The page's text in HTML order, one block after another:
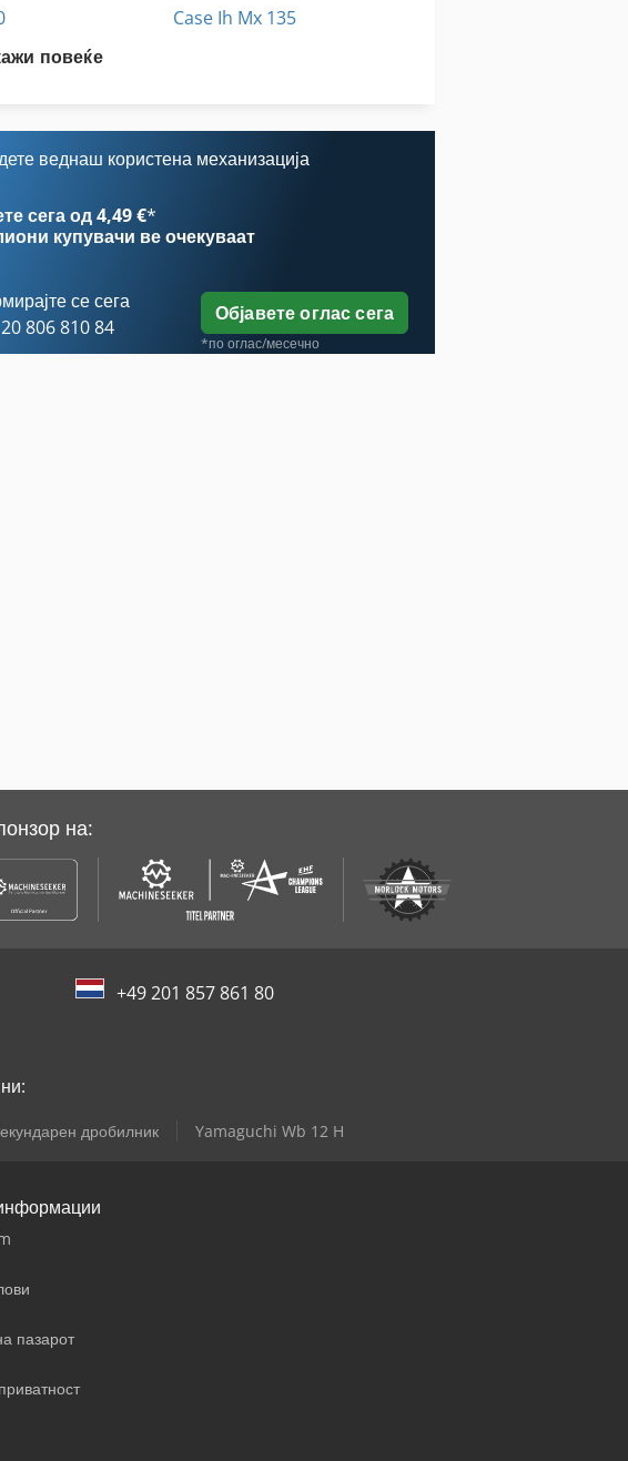
Case Ih Mx 135
повеќе
веднаш користена механизација
сега од 4,49 €*
купувачи ве очекуваат
се сега
806 810 84
Објавете оглас сега
*по оглас/месечно
на:
+49 201 857 861 80
дробилник Yamaguchi Wb 12 H
пазарот